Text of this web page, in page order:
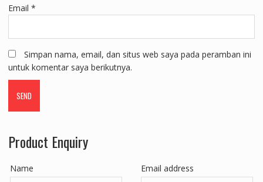
Email *
Simpan nama, email, dan situs web saya pada peramban ini
untuk komentar saya berikutnya.
Product Enquiry
Name Email address